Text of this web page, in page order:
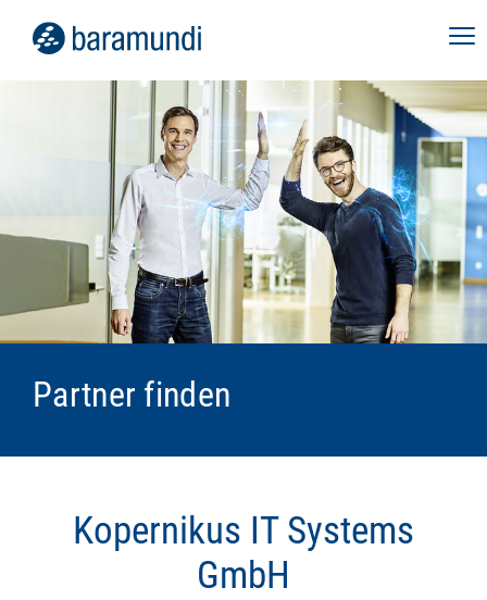
Partner finden
Kopernikus IT Systems
GmbH